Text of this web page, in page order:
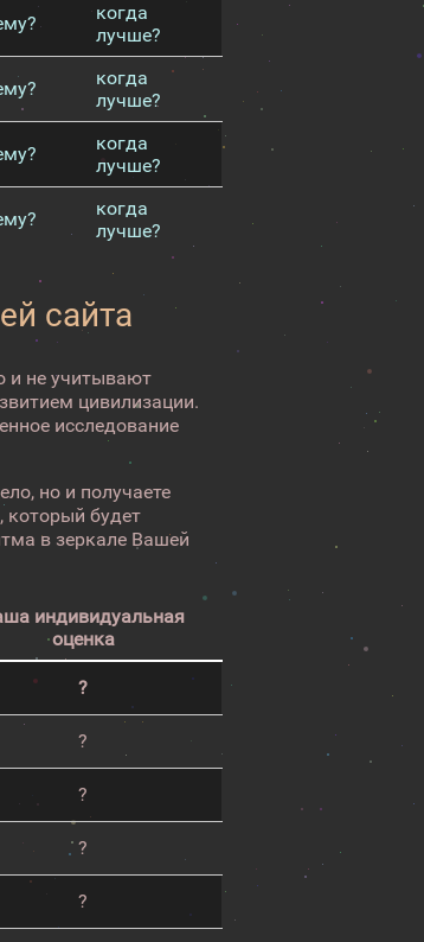
когда
лучше?
когда
лучше?
когда
лучше?
когда
лучше?
сайта
и не учитывают
цивилизации.
исследование
но и получаете
который будет
в зеркале Вашей
индивидуальная
оценка
?
?
?
?
?